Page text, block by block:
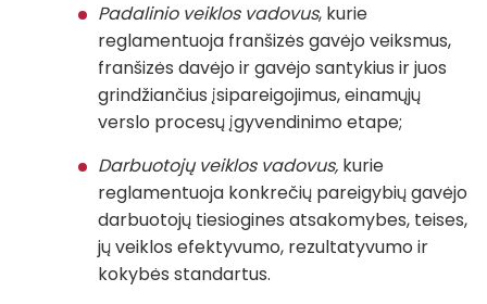
Padalinio veiklos vadovus, kurie
reglamentuoja franšizės gavėjo veiksmus,
franšizės davėjo ir gavėjo santykius ir juos
grindžiančius įsipareigojimus, einamųjų
verslo procesų įgyvendinimo etape;
Darbuotojų veiklos vadovus, kurie
reglamentuoja konkrečių pareigybių gavėjo
darbuotojų tiesiogines atsakomybes, teises,
jų veiklos efektyvumo, rezultatyvumo ir
kokybės standartus.